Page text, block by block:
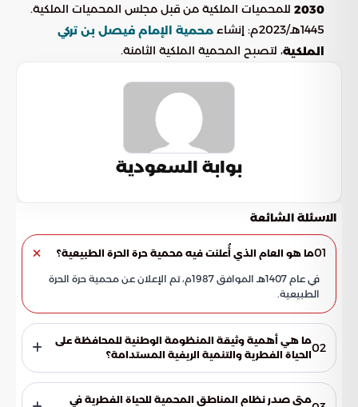
2030 للمحميات الملكية من قبل مجلس المحميات الملكية.
1445هـ/2023م: إنشاء
محمية الإمام فيصل بن تركي
الملكية، لتصبح المحمية الملكية الثامنة.
بوابة السعودية
الاسئلة الشائعة
01ما هو العام الذي أُعلنت فيه محمية حرة الحرة الطبيعية؟
في عام 1407هـ الموافق 1987م، تم الإعلان عن محمية حرة الحرة
الطبيعية.
02ما هي أهمية وثيقة المنظومة الوطنية للمحافظة على
الحياة الفطرية والتنمية الريفية المستدامة؟
تعتبر وثيقة المنظومة الوطنية للمحافظة على الحياة الفطرية
والتنمية الريفية المستدامة بمثابة إطار عمل للمحافظة على
متى صدر نظام المناطق المحمية للحياة الفطرية في